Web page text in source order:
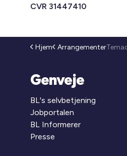
CVR 31447410
Hjem Arrangementer
Genveje
BL's selvbetjening
Jobportalen
BL Informerer
Presse